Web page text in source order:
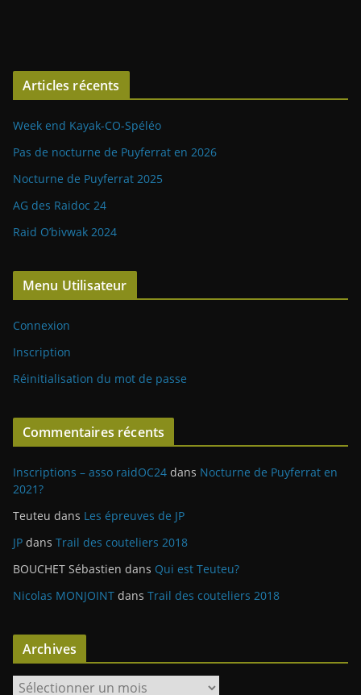
Articles récents
Week end Kayak-CO-Spéléo
Pas de nocturne de Puyferrat en 2026
Nocturne de Puyferrat 2025
AG des Raidoc 24
Raid O’bivwak 2024
Menu Utilisateur
Connexion
Inscription
Réinitialisation du mot de passe
Commentaires récents
Inscriptions – asso raidOC24 dans Nocturne de Puyferrat en
2021?
Teuteu dans Les épreuves de JP
JP dans Trail des couteliers 2018
BOUCHET Sébastien dans Qui est Teuteu?
Nicolas MONJOINT dans Trail des couteliers 2018
Archives